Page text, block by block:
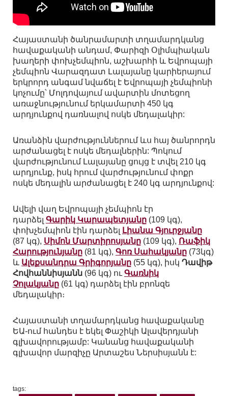
Հայաստանի ծանրամարտի տղամարդկանց
հավաքականի անդամ, Փարիզի Օլիմպիական
խաղերի փոխչեմպիոն, աշխարհի և Եվրոպայի
չեմպիոն Վարազդատ Լալայանը կարիերայում
երկրորդ անգամ նվաճել է Եվրոպայի չեմպիոնի
կոչումը՝ Մոլդովայում ավարտին մոտեցող
առաջնությունում երկամարտի 450 կգ
արդյունքով դառնալով ոսկե մեդալակիր:
Առանձին վարժություններում ևս հայ ծանրորդն
արժանացել է ոսկե մեդալներին: Պոկում
վարժությունում Լալայանը ցույց է տվել 210 կգ
արդյունք, իսկ հրում վարժությունում փոքր
ոսկե մեդալին արժանացել է 240 կգ արդյունքով:
Ավելի վաղ Եվրոպայի չեմպիոն էր
դարձել Գարիկ Կարապետյանը (109 կգ),
փոխչեմպիոն էին դարձել Լիանա Գյուրջյանը
(87 կգ), Սիմոն Մարտիրոսյանը (109 կգ), Ռաֆիկ
Հարությունյանը (81 կգ), Գոռ Սահակյանը (73կգ)
և Ալեքսանդրա Գրիգորյանը (55 կգ), իսկ Դավիթ
Հովհաննիսյանն (96 կգ) ու Գառնիկ
Չոլակյանը (61 կգ) դարձել էին բրոնզե
մեդալակիր։
Հայաստանի տղամարդկանց հավաքականը
ԵԱ-ում հանդես է եկել Փաշիկի Ալավերդյանի
գլխավորությամբ: Կանանց հավաքականի
գլխավոր մարզիչը Արտաշես Ներսիսյանն է:
tags: